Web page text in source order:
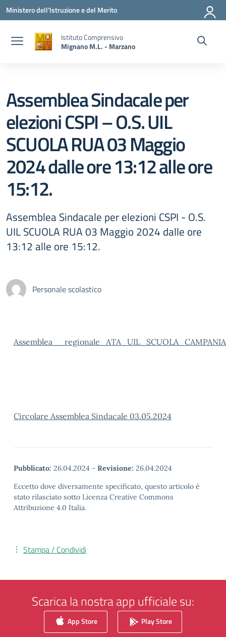
Vai ai contenuti
Vai al menu di navigazione
Vai al footer
Ministero dell'Istruzione e del Merito
Istituto Comprensivo
Mignano M.L. - Marzano
Assemblea Sindacale per
elezioni CSPI – O.S. UIL
SCUOLA RUA 03 Maggio
2024 dalle ore 13:12 alle ore
15:12.
Assemblea Sindacale per elezioni CSPI - O.S.
UIL SCUOLA RUA 03 Maggio 2024 dalle ore
13:12 alle ore 15:12.
Personale scolastico
Circolare Assemblea Sindacale 03.05.2024
Pubblicato: 26.04.2024 - Revisione: 26.04.2024
Eccetto dove diversamente specificato, questo articolo è
stato rilasciato sotto Licenza Creative Commons
Attribuzione 4.0 Italia.
Stampa / Condividi
Scarica la nostra app ufficiale su:
App Store Play Store